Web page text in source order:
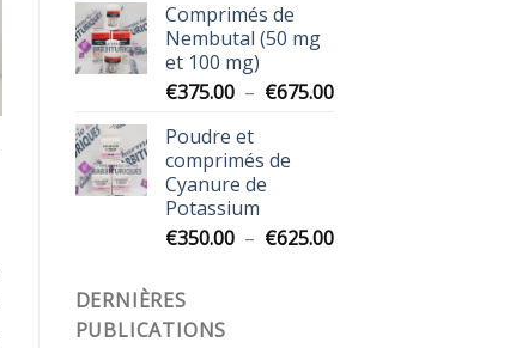
€625.00
Comprimés de
Nembutal (50 mg
et 100 mg)
€375.00 – €675.00Plage
Poudre et
comprimés de
Cyanure de
Potassium
€350.00 – €625.00Plage
DERNIÈRES
PUBLICATIONS